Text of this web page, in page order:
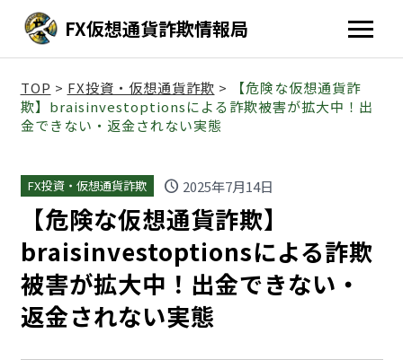
FX仮想通貨詐欺情報局
TOP > FX投資・仮想通貨詐欺 >
【危険な仮想通貨詐
欺】braisinvestoptionsによる詐欺被害が拡大中！出
金できない・返金されない実態
FX投資・仮想通貨詐欺 schedule 2025年7月14日
【危険な仮想通貨詐欺】
braisinvestoptionsによる詐欺
被害が拡大中！出金できない・
返金されない実態